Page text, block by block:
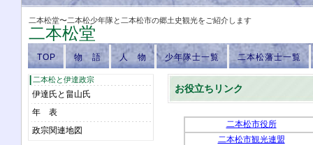
二本松堂〜二本松少年隊と二本松市の郷土史観光をご紹介します
二本松堂
TOP 物 語 人 物 少年隊士一覧 二本松藩士一覧
二本松と伊達政宗
伊達氏と畠山氏
年 表
政宗関連地図
お役立ちリンク
二本松市役所
二本松市観光連盟